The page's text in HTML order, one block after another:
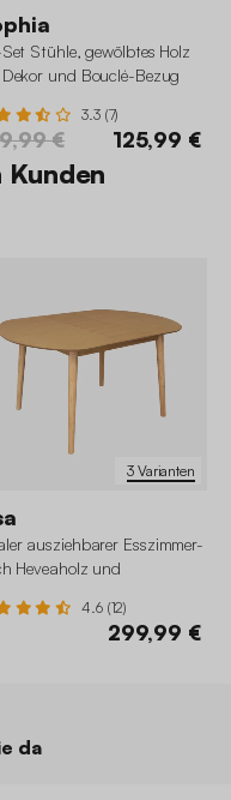
Stühle, gewölbtes Holz
und Bouclé-Bezug
3.3 (7)
€ 125,99 €
3 Varianten
ausziehbarer Esszimmer-
Heveaholz und
4.6 (12)
299,99 €
da